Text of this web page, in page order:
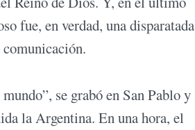
fue, en verdad, una disparatada
se grabó en San Pablo y
la Argentina. En una hora, el